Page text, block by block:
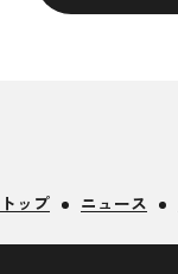
トップ ニュース